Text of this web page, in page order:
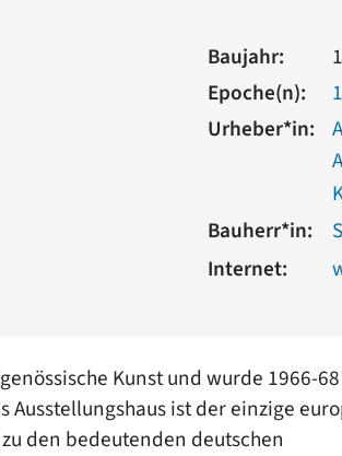
Baujahr:
Epoche(n):
Urheber*in:
Bauherr*in:
Internet:
Kunst und wurde 1966-
ist der einzige
den bedeutenden deutschen